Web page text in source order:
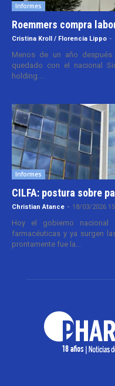
Informes
Roemmers compra
Cristina Kroll / Florencia Lippo -
Menos de un año
quedado con el nacional
holding....
Informes
CILFA: postura sobre
Christian Atance - 18/03/2026
Hoy el gobierno nacional
farmacéuticas y ya surgen
prontamente fue la...